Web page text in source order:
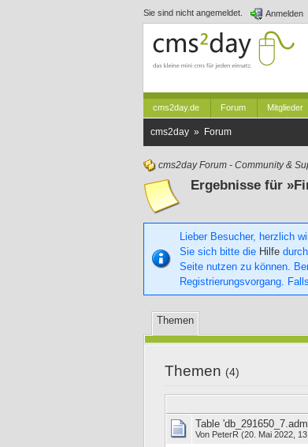
Sie sind nicht angemeldet. Anmelden
cms2day.de Forum Mitglieder
cms2day » Forum
cms2day Forum - Community &
Ergebnisse für
Lieber Besucher, herzlich
Sie sich bitte die Hilfe
Seite nutzen zu können.
Registrierungsvorgang.
Themen
Themen (4)
Table
Von PeterR (20. Mai 2022,